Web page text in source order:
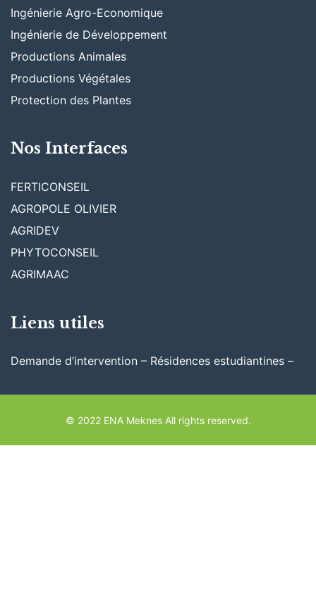
Ingénierie Agro-Economique
Ingénierie de Développement
Productions Animales
Productions Végétales
Protection des Plantes
Nos Interfaces
FERTICONSEIL
AGROPOLE OLIVIER
AGRIDEV
PHYTOCONSEIL
AGRIMAAC
Liens utiles
Demande d’intervention – Résidences estudiantines –
© 2022 ENA Meknes All rights reserved.